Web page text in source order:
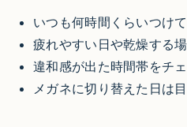
いつも何時間くらいつけ
疲れやすい日や乾燥する
違和感が出た時間帯をチ
メガネに切り替えた日は